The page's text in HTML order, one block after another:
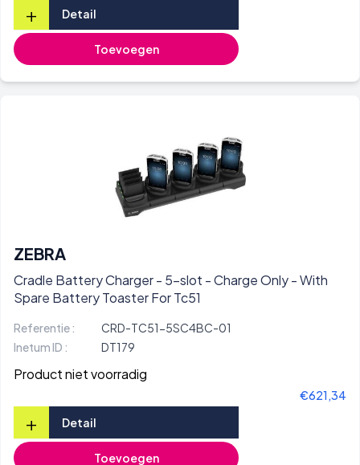
+ Detail
Toevoegen
ZEBRA
Cradle Battery Charger - 5-slot - Charge Only - With
Spare Battery Toaster For Tc51
Referentie :
CRD-TC51-5SC4BC-01
Inetum ID :
DT179
Product niet voorradig
€621,34
+ Detail
Toevoegen